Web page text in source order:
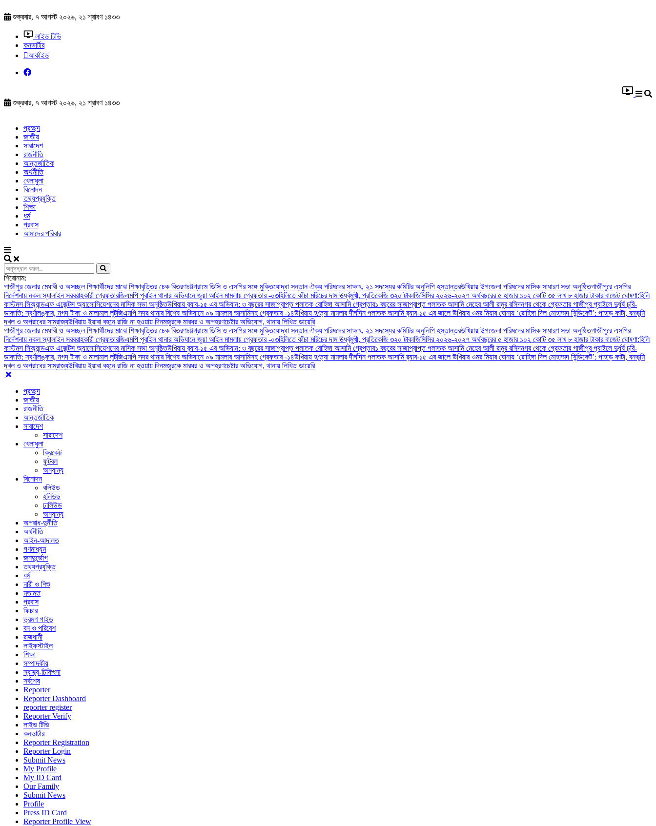
শুক্রবার, ৭ আগস্ট ২০২৬, ২১ শ্রাবণ ১৪৩৩
লাইভ টিভি
কনভার্টার
আর্কাইভ
শুক্রবার, ৭ আগস্ট ২০২৬, ২১ শ্রাবণ ১৪৩৩
প্রচ্ছদ
জাতীয়
সারাদেশ
রাজনীতি
আন্তর্জাতিক
অর্থনীতি
খেলাধুলা
বিনোদন
তথ্যপ্রযুক্তি
শিক্ষা
ধর্ম
প্রবাস
আমাদের পরিবার
শিরোনাম:
গাজীপুর জেলার মেধাবী ও অসচ্ছল শিক্ষার্থীদের মাঝে শিক্ষাবৃত্তির চেক বিতরণচট্টগ্রামে ডিসি ও এসপির সঙ্গে মুক্তিযোদ্ধা সন্তান ঐক্য পরিষদের সাক্ষাৎ, ২১ সদস্যের কমিটির অনুলিপি হস্তান্তরউখিয়ায় উপজেলা পরিষদের মাসিক সাধারণ সভা অনুষ্ঠিতগাজীপুরে এসপির
নির্দেশনায় নকল স্যালাইন সরবরাহকারী গ্রেফতারজিএমপি পূবাইল থানার অভিযানে জুয়া আইন মামলায় গ্রেফতার -০৩হিলিতে কাঁচা মরিচের দাম ঊর্ধ্বমুখী, প্রতিকেজি ৩২০ টাকাজিসিসির ২০২৬-২০২৭ অর্থবছরের ৫ হাজার ১০২ কোটি ৩৫ লাখ ৮ হাজার টাকার বাজেট ঘোষণা:হিলি
কাস্টমস সিঅ্যান্ডএফ এজেন্টস অ্যাসোসিয়েশনের মাসিক সভা অনুষ্ঠিতউখিয়ায় র‍্যাব-১৫ এর অভিযান: ৩ বছরের সাজাপ্রাপ্ত পলাতক রোহিঙ্গা আসামি গ্রেপ্তার১ বছরের সাজাপ্রাপ্ত পলাতক আসামি মেহের আলী রামুর রসিদনগর থেকে গ্রেফতার ‎গাজীপুর পূবাইলে দুর্ধর্ষ চুরি-
ডাকাতি: স্বর্ণালঙ্কার, নগদ টাকা ও মালামাল লুটজিএমপি সদর থানার বিশেষ অভিযানে ০৯ মামলার আসামিসহ গ্রেফতার -১৪উখিয়ায় হ/ত্যা মামলার দীর্ঘদিন পলাতক আসামি র‌্যাব-১৫ এর জালে ‎‎উখিয়ার ওমর মিয়ার ঘোনায় ‘রোহিঙ্গা দিল মোহাম্মদ সিন্ডিকেট’: পাহাড় কাটা, বনভূমি
দখল ও অপরাধের সাম্রাজ্যউখিয়ায় ইয়াবা বহনে রাজি না হওয়ায় দিনমজুরকে মারধর ও অপহরণচেষ্টার অভিযোগ, থানায় লিখিত ডায়েরি
গাজীপুর জেলার মেধাবী ও অসচ্ছল শিক্ষার্থীদের মাঝে শিক্ষাবৃত্তির চেক বিতরণচট্টগ্রামে ডিসি ও এসপির সঙ্গে মুক্তিযোদ্ধা সন্তান ঐক্য পরিষদের সাক্ষাৎ, ২১ সদস্যের কমিটির অনুলিপি হস্তান্তরউখিয়ায় উপজেলা পরিষদের মাসিক সাধারণ সভা অনুষ্ঠিতগাজীপুরে এসপির
নির্দেশনায় নকল স্যালাইন সরবরাহকারী গ্রেফতারজিএমপি পূবাইল থানার অভিযানে জুয়া আইন মামলায় গ্রেফতার -০৩হিলিতে কাঁচা মরিচের দাম ঊর্ধ্বমুখী, প্রতিকেজি ৩২০ টাকাজিসিসির ২০২৬-২০২৭ অর্থবছরের ৫ হাজার ১০২ কোটি ৩৫ লাখ ৮ হাজার টাকার বাজেট ঘোষণা:হিলি
কাস্টমস সিঅ্যান্ডএফ এজেন্টস অ্যাসোসিয়েশনের মাসিক সভা অনুষ্ঠিতউখিয়ায় র‍্যাব-১৫ এর অভিযান: ৩ বছরের সাজাপ্রাপ্ত পলাতক রোহিঙ্গা আসামি গ্রেপ্তার১ বছরের সাজাপ্রাপ্ত পলাতক আসামি মেহের আলী রামুর রসিদনগর থেকে গ্রেফতার ‎গাজীপুর পূবাইলে দুর্ধর্ষ চুরি-
ডাকাতি: স্বর্ণালঙ্কার, নগদ টাকা ও মালামাল লুটজিএমপি সদর থানার বিশেষ অভিযানে ০৯ মামলার আসামিসহ গ্রেফতার -১৪উখিয়ায় হ/ত্যা মামলার দীর্ঘদিন পলাতক আসামি র‌্যাব-১৫ এর জালে ‎‎উখিয়ার ওমর মিয়ার ঘোনায় ‘রোহিঙ্গা দিল মোহাম্মদ সিন্ডিকেট’: পাহাড় কাটা, বনভূমি
দখল ও অপরাধের সাম্রাজ্যউখিয়ায় ইয়াবা বহনে রাজি না হওয়ায় দিনমজুরকে মারধর ও অপহরণচেষ্টার অভিযোগ, থানায় লিখিত ডায়েরি
প্রচ্ছদ
জাতীয়
রাজনীতি
আন্তর্জাতিক
সারাদেশ
সারাদেশ
খেলাধুলা
ক্রিকেট
ফুটবল
অন্যান্য
বিনোদন
বলিউড
হলিউড
ঢালিউড
অন্যান্য
অপরাধ-দুর্নীতি
অর্থনীতি
আইন-আদালত
গণমাধ্যম
জনদুর্ভোগ
তথ্যপ্রযুক্তি
ধর্ম
নারী ও শিশু
মতামত
প্রবাস
ফিচার
ভ্রমণ গাইড
বন ও পরিবেশ
রাজধানী
লাইফস্টাইল
শিক্ষা
সম্পাদকীয়
স্বাস্থ্য-চিকিৎসা
সর্বশেষ
Reporter
Reporter Dashboard
reporter register
Reporter Verify
লাইভ টিভি
কনভার্টার
Reporter Registration
Reporter Login
Submit News
My Profile
My ID Card
Our Family
Submit News
Profile
Press ID Card
Reporter Profile View